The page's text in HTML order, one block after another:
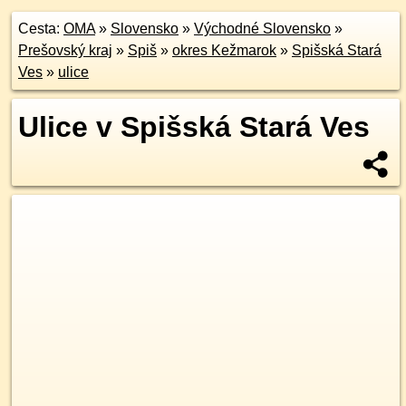
Cesta: OMA» Slovensko » Východné Slovensko »
Prešovský kraj » Spiš » okres Kežmarok » Spišská Stará
Ves » ulice
Ulice v Spišská Stará Ves